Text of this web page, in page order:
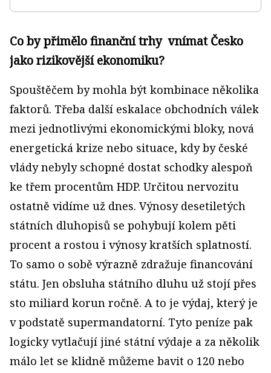
Co by přimělo finanční trhy vnímat Česko
jako rizikovější ekonomiku?
Spouštěčem by mohla být kombinace několika
faktorů. Třeba další eskalace obchodních válek
mezi jednotlivými ekonomickými bloky, nová
energetická krize nebo situace, kdy by české
vlády nebyly schopné dostat schodky alespoň
ke třem procentům HDP. Určitou nervozitu
ostatně vidíme už dnes. Výnosy desetiletých
státních dluhopisů se pohybují kolem pěti
procent a rostou i výnosy kratších splatností.
To samo o sobě výrazně zdražuje financování
státu. Jen obsluha státního dluhu už stojí přes
sto miliard korun ročně. A to je výdaj, který je
v podstatě supermandatorní. Tyto peníze pak
logicky vytlačují jiné státní výdaje a za několik
málo let se klidně můžeme bavit o 120 nebo